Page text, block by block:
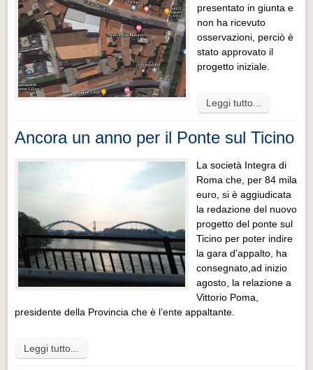
presentato in giunta e
non ha ricevuto
osservazioni, perciò è
stato approvato il
progetto iniziale.
Leggi tutto...
Ancora un anno per il Ponte sul Ticino
La società Integra di
Roma che, per 84 mila
euro, si è aggiudicata
la redazione del nuovo
progetto del ponte sul
Ticino per poter indire
la gara d’appalto, ha
consegnato,ad inizio
agosto, la relazione a
Vittorio Poma,
presidente della Provincia che è l’ente appaltante.
Leggi tutto...